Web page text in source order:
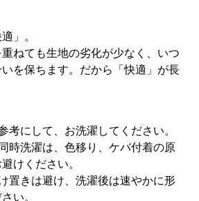
」。
ねても生地の劣化が少なく、いつ
を保ちます。だから「快適」が長
考にして、お洗濯してください。
時洗濯は、色移り、ケバ付着の原
けください。
置きは避け、洗濯後は速やかに形
い。